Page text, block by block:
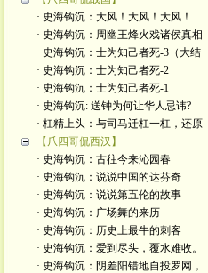
· 史海钩沉：大风！大风！大风！
· 史海钩沉：周幽王烽火戏诸侯真相
· 史海钩沉：士为知己者死-3（大结
· 史海钩沉：士为知己者死-2
· 史海钩沉：士为知己者死-1
· 史海钩沉: 送钟为何让华人忌讳?
· 杠精上头：与司马迁杠一杠，还原
【爪四哥侃西汉】
· 史海钩沉：古往今来沁园春
· 史海钩沉：说说中国的达芬奇
· 史海钩沉：说说第五伦的故事
· 史海钩沉：广场舞的来历
· 史海钩沉：历史上最牛的刺客
· 史海钩沉：爱到尽头，覆水难收。
· 史海钩沉：阴差阳错地自投罗网，